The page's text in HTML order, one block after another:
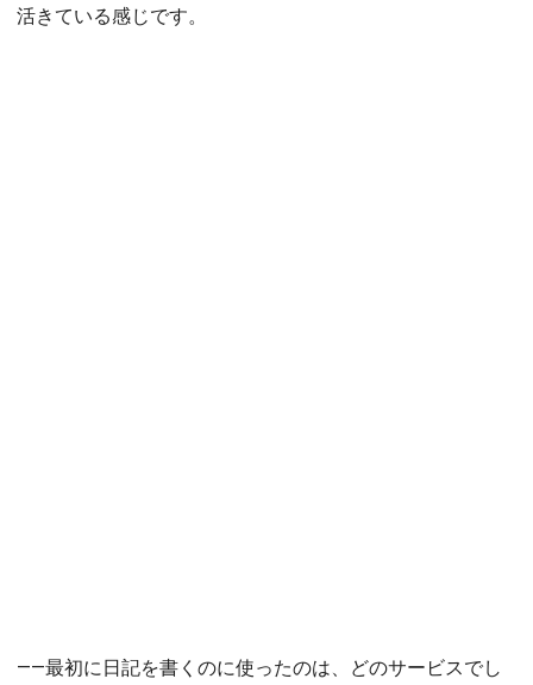
活きている感じです。
――最初に日記を書くのに使ったのは、どのサービスでし